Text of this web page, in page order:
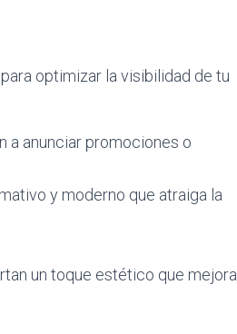
optimizar la visibilidad de tu
a anunciar promociones o
y moderno que atraiga la
un toque estético que mejora